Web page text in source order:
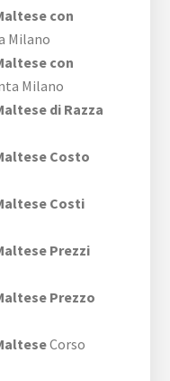
con
Milano
con
Milano
di Razza
Costo
Costi
Prezzi
Prezzo
Corso